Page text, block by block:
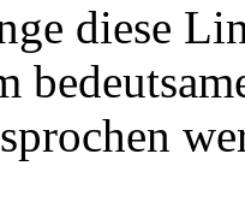
diese